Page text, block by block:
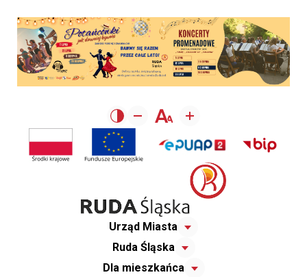
Urząd Miasta
Ruda Śląska
Dla mieszkańca